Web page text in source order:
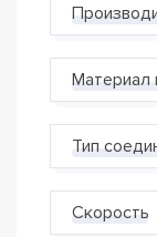
Материал
Тип
Скорость